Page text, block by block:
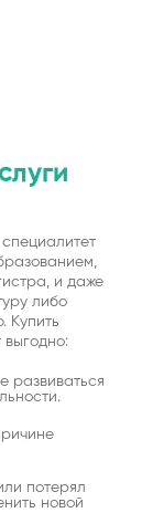
и даже
либо
Купить
выгодно:
потерял
новой